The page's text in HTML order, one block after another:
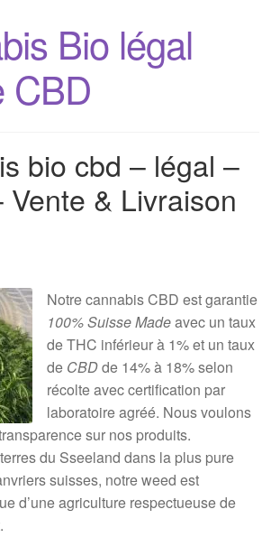
Bio légal
CBD
bio cbd – légal –
Vente & Livraison
Notre cannabis CBD est garantie
100% Suisse Madeavec un taux
de THC inférieur à 1% et un taux
deCBDde 14% à 18% selon
récolte avec certification par
laboratoire agréé. Nous voulons
sur nos produits.
du Sseeland dans la plus pure
suisses, notre weed est
d’une agriculture respectueuse de